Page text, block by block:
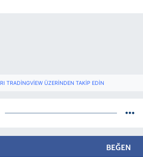
TRADINGVIEW ÜZERINDEN TAKIP EDIN
BEĞEN